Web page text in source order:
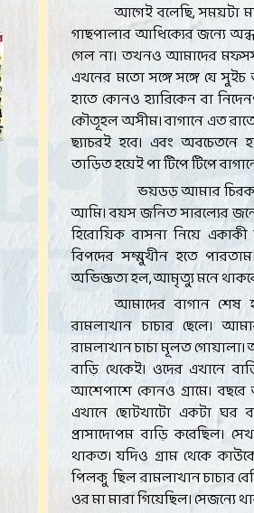
আগেই বলেছি, সময়টা
গাছপালার আধিক্যের জন্যে
গেল না। তখনও আমাদের
এখনের মতো সঙ্গে সঙ্গে যে
হাতে কোনও হ্যারিকেন বা
কৌতূহল অসীম। বাগানে এত
ছ্যাচরই হবে। এবং
তাড়িত হয়েই পা টিপে টিপে
ভয়ডড় আমার
আমি। বয়স জনিত সারল্যের
হিরোয়িক বাসনা নিয়ে
বিপদের সম্মুখীন হতে
অভিজ্ঞতা হল, আমৃত্যু মনে
আমাদের বাগান
রামলাখান চাচার ছেলে।
রামলাখান চাচা মূলত
বাড়ি থেকেই। ওদের এখানে
আশেপাশে কোনও গ্রামে। বছরে
এখানে ছোটখাটো একটা ঘর
প্রাসাদোপম বাড়ি করেছিল।
থাকত। যদিও গ্রাম থেকে
পিলকু ছিল রামলাখান চাচার
ওর মা মারা গিয়েছিল। সেজন্যে